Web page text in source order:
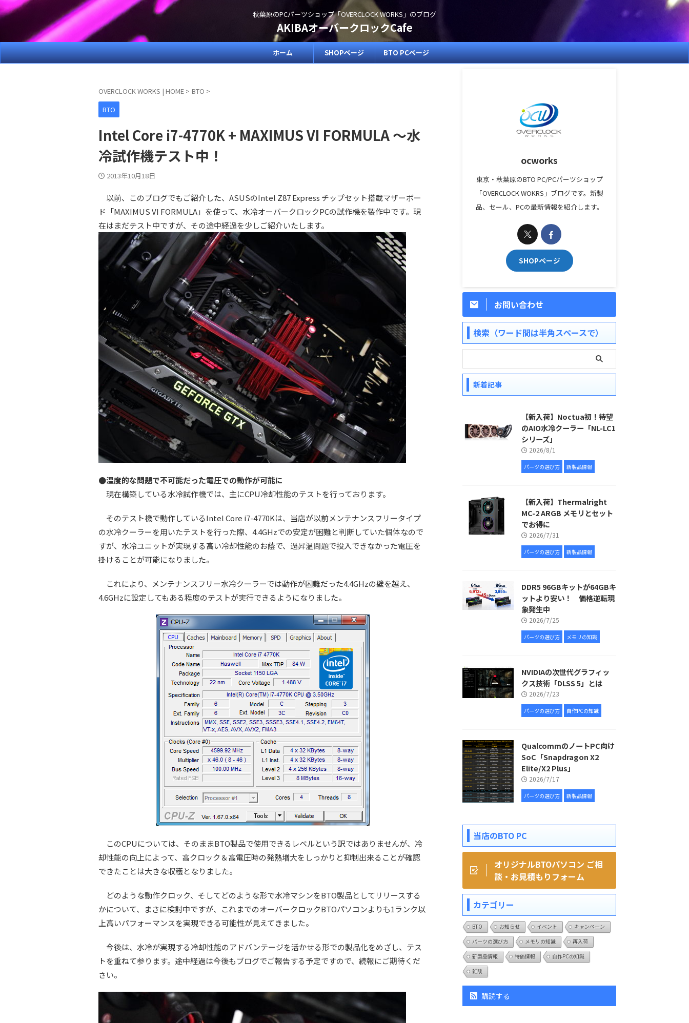
秋葉原のPCパーツショップ「OVERCLOCK WORKS」のブログ
AKIBAオーバークロックCafe
ホーム SHOPページ BTO PCページ
OVERCLOCK WORKS | HOME > BTO >
BTO
Intel Core i7-4770K + MAXIMUS VI FORMULA ～水
冷試作機テスト中！
2013年10月18日
以前、このブログでもご紹介した、ASUSのIntel Z87 Express チップセット搭載マザーボー
ド「MAXIMUS VI FORMULA」を使って、水冷オーバークロックPCの試作機を製作中です。現
在はまだテスト中ですが、その途中経過を少しご紹介いたします。
●温度的な問題で不可能だった電圧での動作が可能に
現在構築している水冷試作機では、主にCPU冷却性能のテストを行っております。
そのテスト機で動作しているIntel Core i7-4770Kは、当店が以前メンテナンスフリータイプ
の水冷クーラーを用いたテストを行った際、4.4GHzでの安定が困難と判断していた個体なので
すが、水冷ユニットが実現する高い冷却性能のお蔭で、過昇温問題で投入できなかった電圧を
掛けることが可能になりました。
これにより、メンテナンスフリー水冷クーラーでは動作が困難だった4.4GHzの壁を越え、
4.6GHzに設定してもある程度のテストが実行できるようになりました。
このCPUについては、そのままBTO製品で使用できるレベルという訳ではありませんが、冷
却性能の向上によって、高クロック＆高電圧時の発熱増大をしっかりと抑制出来ることが確認
できたことは大きな収穫となりました。
どのような動作クロック、そしてどのような形で水冷マシンをBTO製品としてリリースする
かについて、まさに検討中ですが、これまでのオーバークロックBTOパソコンよりも1ランク以
上高いパフォーマンスを実現できる可能性が見えてきました。
今後は、水冷が実現する冷却性能のアドバンテージを活かせる形での製品化をめざし、テス
トを重ねて参ります。途中経過は今後もブログでご報告する予定ですので、続報にご期待くだ
さい。
ocworks
東京・秋葉原のBTO PC/PCパーツショップ
「OVERCLOCK WOKRS」ブログです。新製
品、セール、PCの最新情報を紹介します。
SHOPページ
お問い合わせ
検索（ワード間は半角スペースで）
新着記事
【新入荷】Noctua初！待望
のAIO水冷クーラー「NL-LC1
シリーズ」
2026/8/1
パーツの選び方 新製品情報
【新入荷】Thermalright
MC-2 ARGB メモリとセット
でお得に
2026/7/31
パーツの選び方 新製品情報
DDR5 96GBキットが64GBキ
ットより安い！ 価格逆転現
象発生中
2026/7/25
パーツの選び方 メモリの知識
NVIDIAの次世代グラフィッ
クス技術「DLSS 5」とは
2026/7/23
パーツの選び方 自作PCの知識
QualcommのノートPC向け
SoC「Snapdragon X2
Elite/X2 Plus」
2026/7/17
パーツの選び方 新製品情報
当店のBTO PC
オリジナルBTOパソコン ご相
談・お見積もりフォーム
カテゴリー
BTO お知らせ イベント
キャンペーン
パーツの選び方
メモリの知識
再入荷
新製品情報
特価情報
自作PCの知識
雑談
購読する